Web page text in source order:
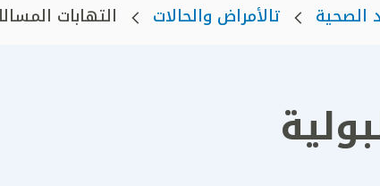
الصحية تالأمراض والحالات التهابات